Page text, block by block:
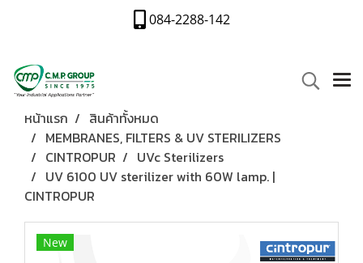
084-2288-142
หน้าแรก
สินค้าทั้งหมด
MEMBRANES, FILTERS & UV STERILIZERS
CINTROPUR
UVc Sterilizers
UV 6100 UV sterilizer with 60W lamp. |
CINTROPUR
New